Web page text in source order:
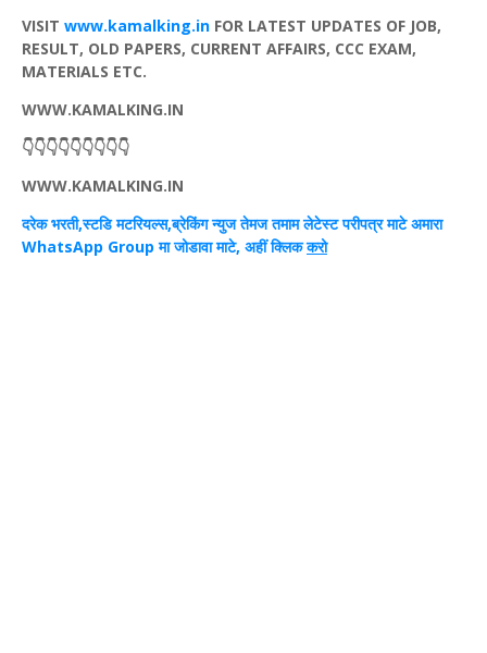
VISIT www.kamalking.in FOR LATEST UPDATES OF JOB,
RESULT, OLD PAPERS, CURRENT AFFAIRS, CCC EXAM,
MATERIALS ETC.
WWW.KAMALKING.IN
👇👇👇👇👇👇👇👇👇
WWW.KAMALKING.IN
दरेक भरती,स्टडि मटरियल्स,ब्रेकिंग न्युज तेमज तमाम लेटेस्ट परीपत्र माटे अमारा
WhatsApp Group मा जोडावामाटे, अहीं क्लिककरो